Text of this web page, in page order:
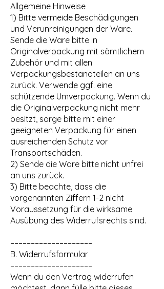
Allgemeine Hinweise
1) Bitte vermeide Beschädigungen
und Verunreinigungen der Ware.
Sende die Ware bitte in
Originalverpackung mit sämtlichem
Zubehör und mit allen
Verpackungsbestandteilen an uns
zurück. Verwende ggf. eine
schützende Umverpackung. Wenn du
die Originalverpackung nicht mehr
besitzt, sorge bitte mit einer
geeigneten Verpackung für einen
ausreichenden Schutz vor
Transportschäden.
2) Sende die Ware bitte nicht unfrei
an uns zurück.
3) Bitte beachte, dass die
vorgenannten Ziffern 1-2 nicht
Voraussetzung für die wirksame
Ausübung des Widerrufsrechts sind.
––––––––––––––––––––
B. Widerrufsformular
––––––––––––––––––––
Wenn du den Vertrag widerrufen